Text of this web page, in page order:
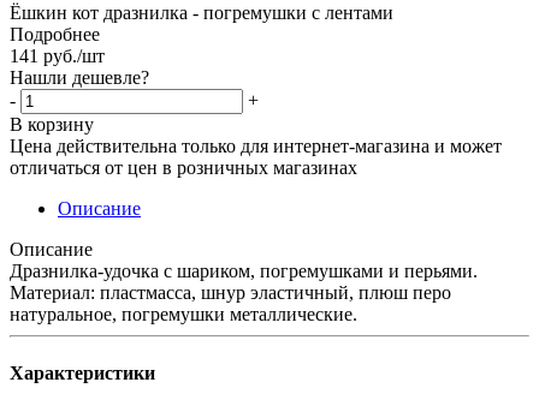
Ёшкин кот дразнилка - погремушки с лентами
Подробнее
141 руб./шт
Нашли дешевле?
-
+
В корзину
Цена действительна только для интернет-магазина и может
отличаться от цен в розничных магазинах
Описание
Описание
Дразнилка-удочка с шариком, погремушками и перьями.
Материал: пластмасса, шнур эластичный, плюш перо
натуральное, погремушки металлические.
Характеристики